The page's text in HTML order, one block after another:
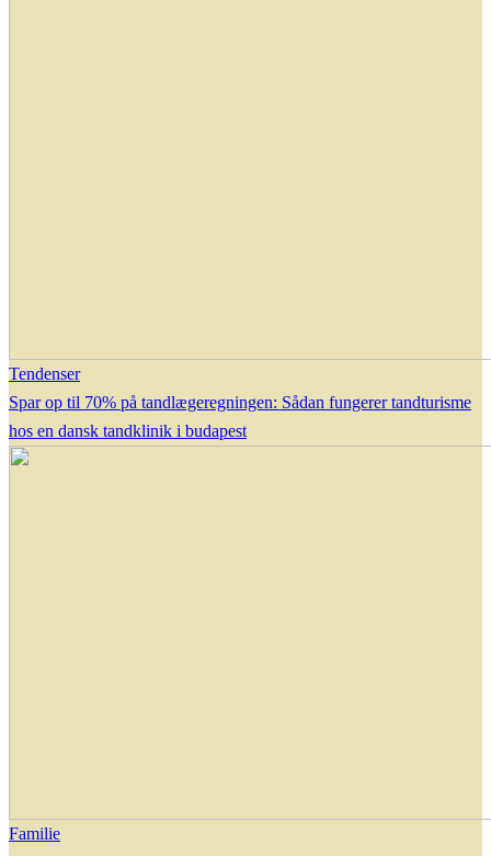
Tendenser
Spar op til 70% på tandlægeregningen: Sådan fungerer tandturisme
hos en dansk tandklinik i budapest
Familie